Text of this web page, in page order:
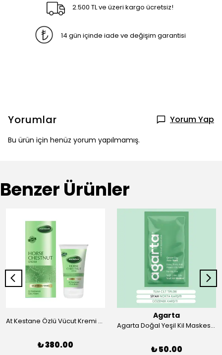
2.500 TL ve üzeri kargo ücretsiz!
14 gün içinde iade ve değişim garantisi
Yorumlar Yorum Yap
Bu ürün için henüz yorum yapılmamış.
Benzer Ürünler
At Kestane Özlü Vücut Kremi 50 ml
₺ 380.00
Agarta
Agarta Doğal Yeşil Kil Maskesi 10 ml
₺ 50.00